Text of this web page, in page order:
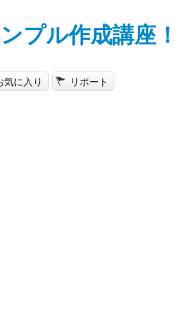
プル作成講座！
気に入り リポート